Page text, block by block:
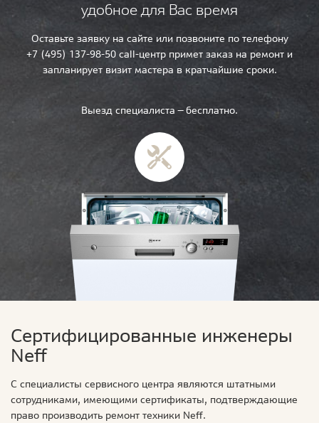
удобное для Вас время
Оставьте заявку на сайте или позвоните по телефону
+7 (495) 137-98-50 call-центр примет заказ на ремонт и
запланирует визит мастера в кратчайшие сроки.
Выезд специалиста — бесплатно.
Сертифицированные инженеры
Neff
С специалисты сервисного центра являются штатными
сотрудниками, имеющими сертификаты, подтверждающие
право производить ремонт техники Neff.